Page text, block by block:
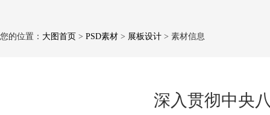
您的位置： 大图首页 > PSD素材 > 展板设计 > 素材信息
深入贯彻中央